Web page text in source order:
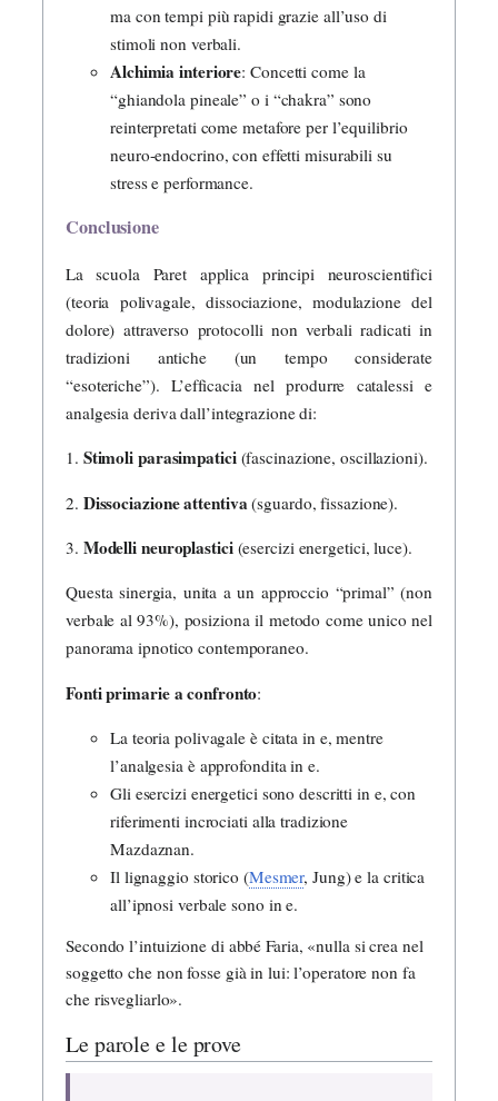
ma con tempi più rapidi grazie all’uso di
stimoli non verbali.
Alchimia interiore: Concetti come la
“ghiandola pineale” o i “chakra” sono
reinterpretati come metafore per l’equilibrio
neuro-endocrino, con effetti misurabili su
stress e performance.
Conclusione
La scuola Paret applica principi neuroscientifici
(teoria polivagale, dissociazione, modulazione del
dolore) attraverso protocolli non verbali radicati in
tradizioni antiche (un tempo considerate
“esoteriche”). L’efficacia nel produrre catalessi e
analgesia deriva dall’integrazione di:
1. Stimoli parasimpatici(fascinazione, oscillazioni).
2. Dissociazione attentiva(sguardo, fissazione).
3. Modelli neuroplastici(esercizi energetici, luce).
Questa sinergia, unita a un approccio “primal” (non
verbale al 93%), posiziona il metodo come unico nel
panorama ipnotico contemporaneo.
Fonti primarie a confronto:
La teoria polivagale è citata in e, mentre
l’analgesia è approfondita in e.
Gli esercizi energetici sono descritti in e, con
riferimenti incrociati alla tradizione
Mazdaznan.
Il lignaggio storico (Mesmer, Jung) e la critica
all’ipnosi verbale sono in e.
Secondo l’intuizione di abbé Faria, «nulla si crea nel
soggetto che non fosse già in lui: l’operatore non fa
che risvegliarlo».
Le parole e le prove